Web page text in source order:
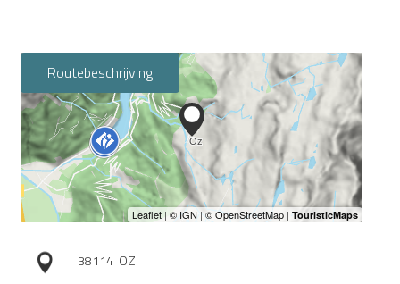
Routebeschrijving
38114 OZ